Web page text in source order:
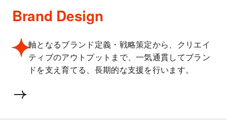
Brand Design
軸となるブランド定義・戦略策定から、クリエイ
ティブのアウトプットまで、一気通貫してブラン
ドを支え育てる、長期的な支援を行います。